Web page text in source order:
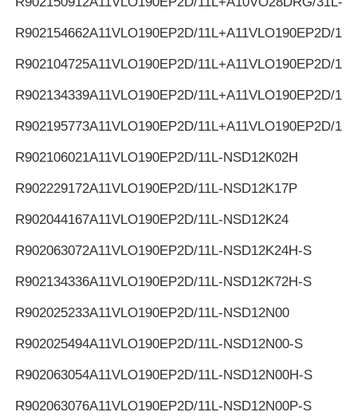
R902154662A11VLO190EP2D/11L+A11VLO190EP2D/11L
R902104725A11VLO190EP2D/11L+A11VLO190EP2D/11L
R902134339A11VLO190EP2D/11L+A11VLO190EP2D/11L
R902195773A11VLO190EP2D/11L+A11VLO190EP2D/11L
R902106021A11VLO190EP2D/11L-NSD12K02H
R902229172A11VLO190EP2D/11L-NSD12K17P
R902044167A11VLO190EP2D/11L-NSD12K24
R902063072A11VLO190EP2D/11L-NSD12K24H-S
R902134336A11VLO190EP2D/11L-NSD12K72H-S
R902025233A11VLO190EP2D/11L-NSD12N00
R902025494A11VLO190EP2D/11L-NSD12N00-S
R902063054A11VLO190EP2D/11L-NSD12N00H-S
R902063076A11VLO190EP2D/11L-NSD12N00P-S